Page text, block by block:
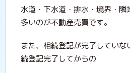
水道・下水道・排水・境界・隣
多いのが不動産売買です。
また、相続登記が完了してい
続登記完了してからの